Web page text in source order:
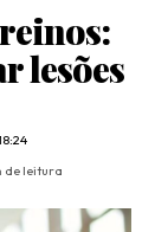
lesões
de leitura